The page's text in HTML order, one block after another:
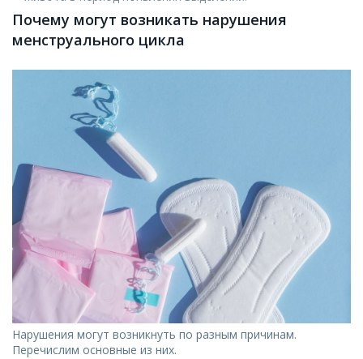
Почему могут возникать нарушения
менструального цикла
Нарушения могут возникнуть по разным причинам.
Перечислим основные из них.